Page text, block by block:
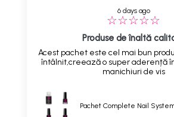
6 days ago
Produse de înaltă
Acest pachet este cel mai bun
întâlnit,creează o super aderență
manichiuri de vis
Pachet Complete Nail